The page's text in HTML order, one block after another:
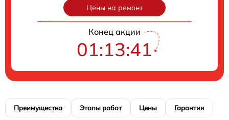
Цены на ремонт
Конец акции
01:13:40
Преимущества Этапы работ Цены Гарантия